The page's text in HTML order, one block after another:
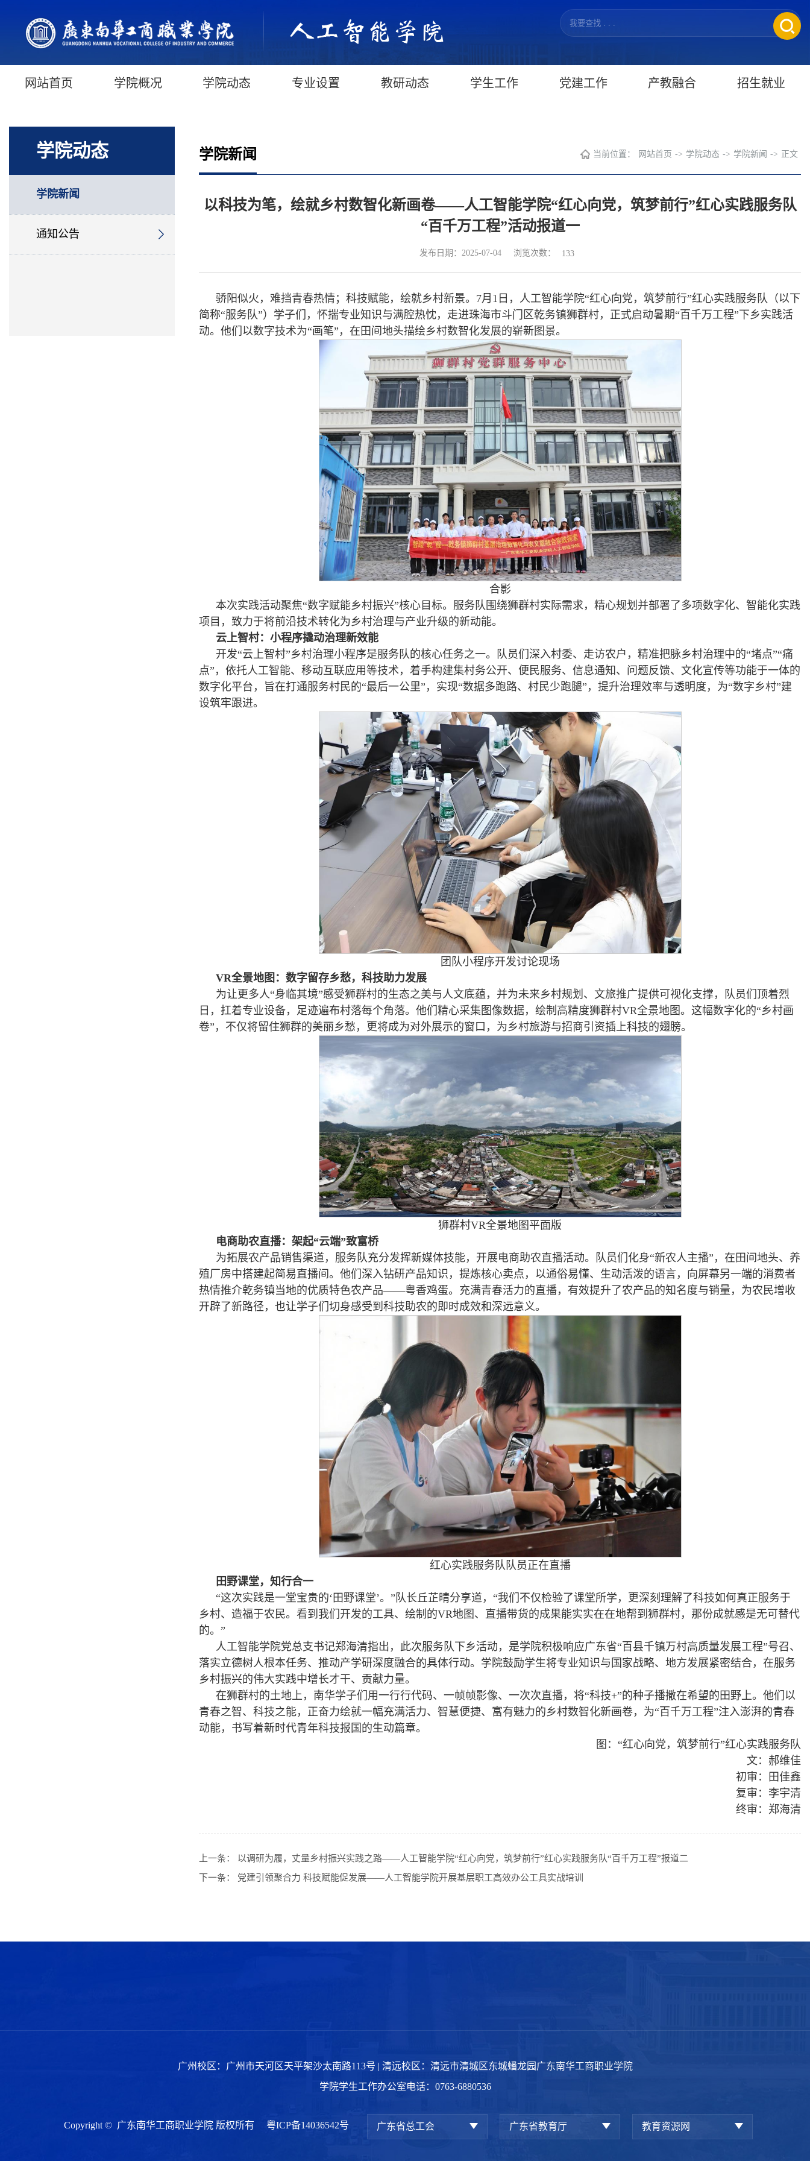
网站首页 学院概况 学院动态 专业设置 教研动态 学生工作 党建工作 产教融合 招生就业
学院动态
学院新闻
通知公告
学院新闻 当前位置： 网站首页 -> 学院动态 -> 学院新闻 -> 正文
以科技为笔，绘就乡村数智化新画卷——人工智能学院“红心向党，筑梦前行”红心实践服务队
“百千万工程”活动报道一
发布日期：2025-07-04 浏览次数： 133
骄阳似火，难挡青春热情；科技赋能，绘就乡村新景。7月1日，人工智能学院“红心向党，筑梦前行”红心实践服务队（以下
简称“服务队”）学子们，怀揣专业知识与满腔热忱，走进珠海市斗门区乾务镇狮群村，正式启动暑期“百千万工程”下乡实践活
动。他们以数字技术为“画笔”，在田间地头描绘乡村数智化发展的崭新图景。
合影
本次实践活动聚焦“数字赋能乡村振兴”核心目标。服务队围绕狮群村实际需求，精心规划并部署了多项数字化、智能化实践
项目，致力于将前沿技术转化为乡村治理与产业升级的新动能。
云上智村：小程序撬动治理新效能
开发“云上智村”乡村治理小程序是服务队的核心任务之一。队员们深入村委、走访农户，精准把脉乡村治理中的“堵点”“痛
点”，依托人工智能、移动互联应用等技术，着手构建集村务公开、便民服务、信息通知、问题反馈、文化宣传等功能于一体的
数字化平台，旨在打通服务村民的“最后一公里”，实现“数据多跑路、村民少跑腿”，提升治理效率与透明度，为“数字乡村”建
设筑牢跟进。
团队小程序开发讨论现场
VR全景地图：数字留存乡愁，科技助力发展
为让更多人“身临其境”感受狮群村的生态之美与人文底蕴，并为未来乡村规划、文旅推广提供可视化支撑，队员们顶着烈
日，扛着专业设备，足迹遍布村落每个角落。他们精心采集图像数据，绘制高精度狮群村VR全景地图。这幅数字化的“乡村画
卷”，不仅将留住狮群的美丽乡愁，更将成为对外展示的窗口，为乡村旅游与招商引资插上科技的翅膀。
狮群村VR全景地图平面版
电商助农直播：架起“云端”致富桥
为拓展农产品销售渠道，服务队充分发挥新媒体技能，开展电商助农直播活动。队员们化身“新农人主播”，在田间地头、养
殖厂房中搭建起简易直播间。他们深入钻研产品知识，提炼核心卖点，以通俗易懂、生动活泼的语言，向屏幕另一端的消费者
热情推介乾务镇当地的优质特色农产品——粤香鸡蛋。充满青春活力的直播，有效提升了农产品的知名度与销量，为农民增收
开辟了新路径，也让学子们切身感受到科技助农的即时成效和深远意义。
红心实践服务队队员正在直播
田野课堂，知行合一
“这次实践是一堂宝贵的‘田野课堂’。”队长丘芷晴分享道，“我们不仅检验了课堂所学，更深刻理解了科技如何真正服务于
乡村、造福于农民。看到我们开发的工具、绘制的VR地图、直播带货的成果能实实在在地帮到狮群村，那份成就感是无可替代
的。”
人工智能学院党总支书记郑海清指出，此次服务队下乡活动，是学院积极响应广东省“百县千镇万村高质量发展工程”号召、
落实立德树人根本任务、推动产学研深度融合的具体行动。学院鼓励学生将专业知识与国家战略、地方发展紧密结合，在服务
乡村振兴的伟大实践中增长才干、贡献力量。
在狮群村的土地上，南华学子们用一行行代码、一帧帧影像、一次次直播，将“科技+”的种子播撒在希望的田野上。他们以
青春之智、科技之能，正奋力绘就一幅充满活力、智慧便捷、富有魅力的乡村数智化新画卷，为“百千万工程”注入澎湃的青春
动能，书写着新时代青年科技报国的生动篇章。
图：“红心向党，筑梦前行”红心实践服务队
文：郝维佳
初审：田佳鑫
复审：李宇清
终审：郑海清
上一条： 以调研为履，丈量乡村振兴实践之路——人工智能学院“红心向党，筑梦前行”红心实践服务队“百千万工程”报道二
下一条： 党建引领聚合力 科技赋能促发展——人工智能学院开展基层职工高效办公工具实战培训
广州校区：广州市天河区天平架沙太南路113号 | 清远校区：清远市清城区东城蟠龙园广东南华工商职业学院
学院学生工作办公室电话：0763-6880536
Copyright © 广东南华工商职业学院 版权所有 粤ICP备14036542号 广东省总工会 广东省教育厅 教育资源网